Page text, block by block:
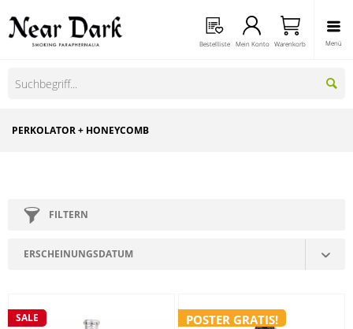
Menü
Bestellliste Mein Konto Warenkorb
PERKOLATOR + HONEYCOMB
FILTERN
SALE POSTER GRATIS!